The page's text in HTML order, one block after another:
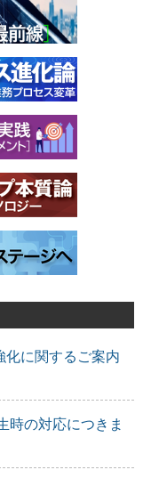
化に関するご案内
時の対応につきま